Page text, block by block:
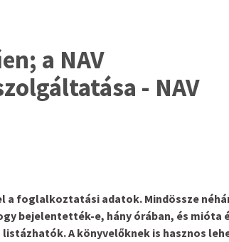
a NAV
- NAV
a foglalkoztatási adatok. Mindössze
bejelentették-e, hány órában, és mióta
A könyvelőknek is hasznos